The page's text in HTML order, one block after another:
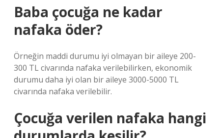
Baba çocuğa ne kadar
nafaka öder?
Örneğin maddi durumu iyi olmayan bir aileye 200-
300 TL civarında nafaka verilebilirken, ekonomik
durumu daha iyi olan bir aileye 3000-5000 TL
civarında nafaka verilebilir.
Çocuğa verilen nafaka hangi